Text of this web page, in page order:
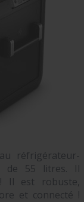
réfrigérateur-
de 55 litres. Il
Il est robuste,
et connecté !